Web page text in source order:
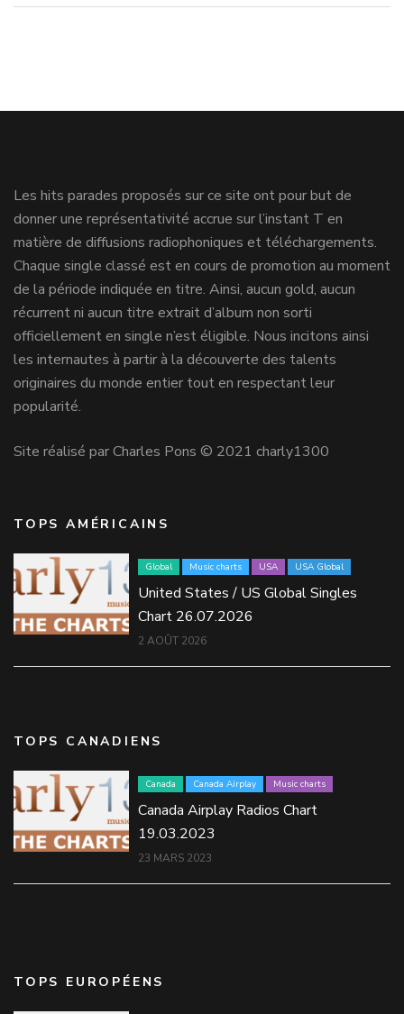
Les hits parades proposés sur ce site ont pour but de
donner une représentativité accrue sur l’instant T en
matière de diffusions radiophoniques et téléchargements.
Chaque single classé est en cours de promotion au moment
de la période indiquée en titre. Ainsi, aucun gold, aucun
récurrent ni aucun titre extrait d’album non sorti
officiellement en single n’est éligible. Nous incitons ainsi
les internautes à partir à la découverte des talents
originaires du monde entier tout en respectant leur
popularité.
Site réalisé par Charles Pons © 2021 charly1300
TOPS AMÉRICAINS
Global Music charts USA USA Global
United States / US Global Singles
Chart 26.07.2026
2 AOÛT 2026
TOPS CANADIENS
Canada Canada Airplay Music charts
Canada Airplay Radios Chart
19.03.2023
23 MARS 2023
TOPS EUROPÉENS